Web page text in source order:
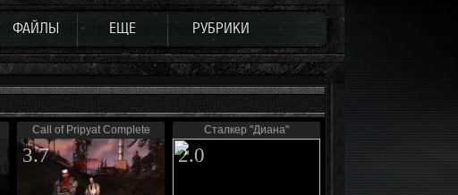
ФАЙЛЫ ЕЩЕ РУБРИКИ
Call of Pripyat Complete
3.7
Сталкер "Диана"
2.0